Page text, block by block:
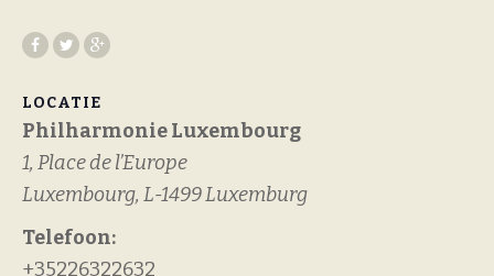
LOCATIE
Philharmonie Luxembourg
1, Place de l’Europe
Luxembourg, L-1499Luxemburg
Telefoon:
+35226322632